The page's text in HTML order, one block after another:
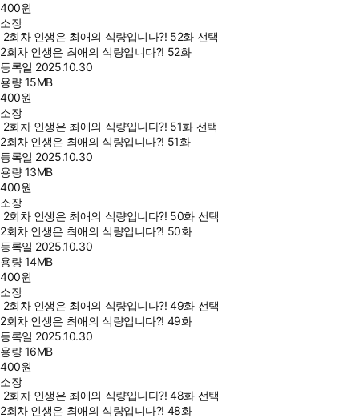
400원
소장
2회차 인생은 최애의 식량입니다?! 52화 선택
2회차 인생은 최애의 식량입니다?! 52화
등록일 2025.10.30
용량15MB
400원
소장
2회차 인생은 최애의 식량입니다?! 51화 선택
2회차 인생은 최애의 식량입니다?! 51화
등록일 2025.10.30
용량13MB
400원
소장
2회차 인생은 최애의 식량입니다?! 50화 선택
2회차 인생은 최애의 식량입니다?! 50화
등록일 2025.10.30
용량14MB
400원
소장
2회차 인생은 최애의 식량입니다?! 49화 선택
2회차 인생은 최애의 식량입니다?! 49화
등록일 2025.10.30
용량16MB
400원
소장
2회차 인생은 최애의 식량입니다?! 48화 선택
2회차 인생은 최애의 식량입니다?! 48화